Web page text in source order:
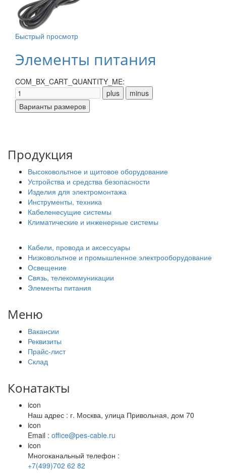
Быстрый просмотр
Элементы питания
COM_BX_CART_QUANTITY_ME:
Продукция
Высоковольтное и щитовое оборудование
Устройства и средства безопасности
Изделия для электромонтажа
Инструменты, техника
Кабеленесущие системы
Климатические и инженерные системы
Кабели, провода и аксессуары
Низковольтное и промышленное электрооборудование
Освещение
Связь, телекоммуникации
Элементы питания
Меню
Вакансии
Реквизиты
Прайс-лист
Склад
Конатакты
icon
Наш адрес : г. Москва, улица Привольная, дом 70
icon
Email : office@pes-cable.ru
icon
Многоканальный телефон :
+7(499)702 62 82